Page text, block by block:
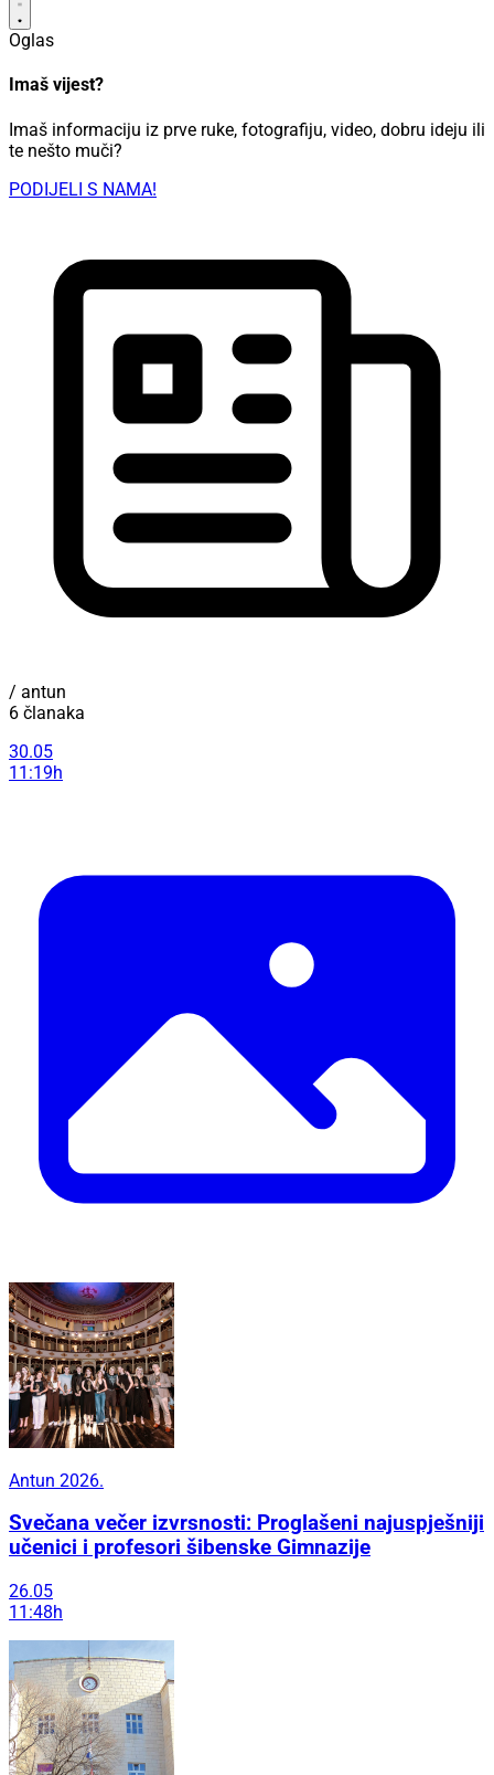
Oglas
Imaš vijest?
Imaš informaciju iz prve ruke, fotografiju, video, dobru ideju ili
te nešto muči?
PODIJELI S NAMA!
/ antun
6 članaka
30.05
11:19h
Antun 2026.
Svečana večer izvrsnosti: Proglašeni najuspješniji
učenici i profesori šibenske Gimnazije
26.05
11:48h